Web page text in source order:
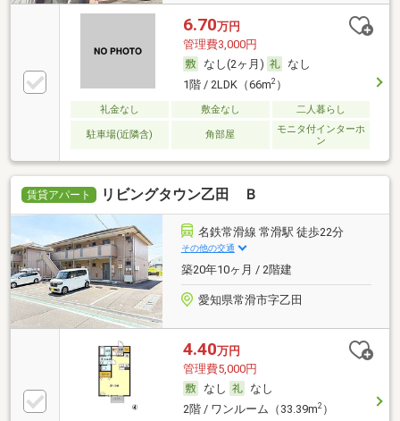
6.70万円
管理費3,000円
なし(2ヶ月)
なし
1階 / 2LDK（66m2）
礼金なし 敷金なし 二人暮らし
駐車場(近隣含) 角部屋
モニタ付インターホ
ン
賃貸アパート リビングタウン乙田 Ｂ
名鉄常滑線 常滑駅 徒歩22分
その他の交通
築20年10ヶ月 / 2階建
愛知県常滑市字乙田
4.40万円
管理費5,000円
なし
なし
2階 / ワンルーム（33.39m2）